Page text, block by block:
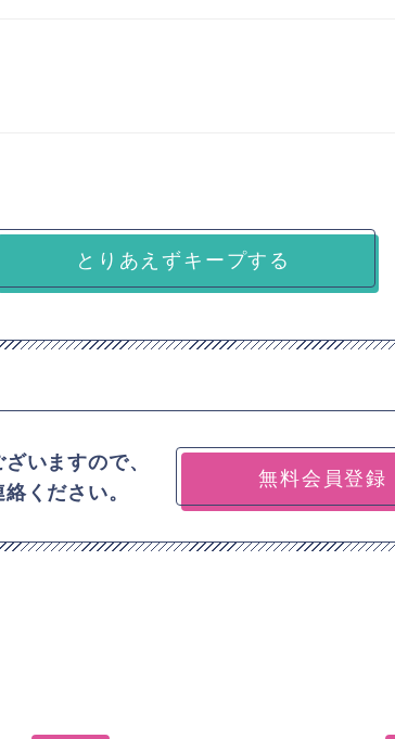
とりあえずキープする
いますので、
ください。
無料会員登録